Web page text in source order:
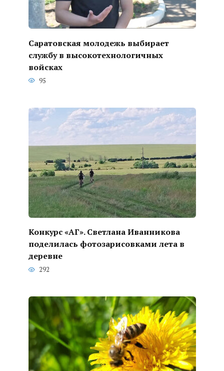
Саратовская молодежь выбирает
службу в высокотехнологичных
войсках
95
Конкурс «АГ». Светлана Иванникова
поделилась фотозарисовками лета в
деревне
292